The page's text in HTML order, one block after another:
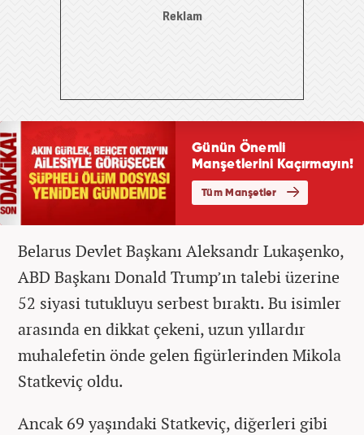
Belarus Devlet Başkanı Aleksandr Lukaşenko,
ABD Başkanı Donald Trump’ın talebi üzerine
52 siyasi tutukluyu serbest bıraktı. Bu isimler
arasında en dikkat çekeni, uzun yıllardır
muhalefetin önde gelen figürlerinden Mikola
Statkeviç oldu.
Ancak 69 yaşındaki Statkeviç, diğerleri gibi